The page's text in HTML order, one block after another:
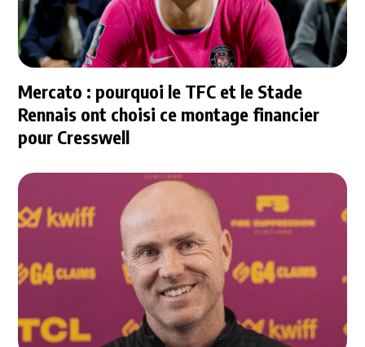
Mercato : pourquoi le TFC et le Stade
Rennais ont choisi ce montage financier
pour Cresswell